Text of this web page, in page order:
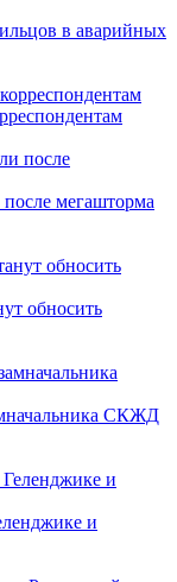
в аварийных
мегашторма
обносить
СКЖД
и